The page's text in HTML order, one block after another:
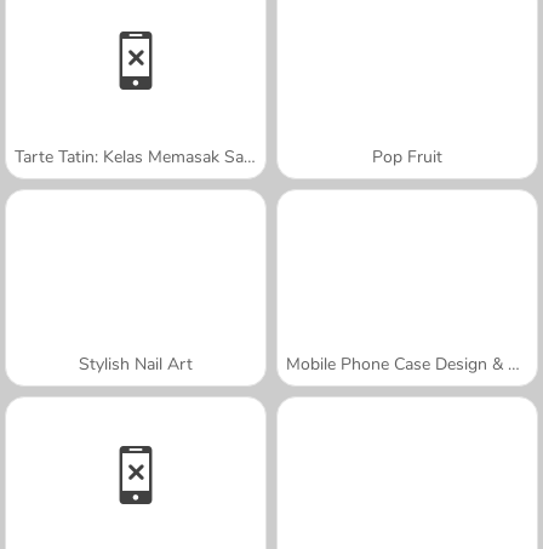
Tarte Tatin: Kelas Memasak Sara Pop Fruit
Stylish Nail Art Mobile Phone Case Design & DIY